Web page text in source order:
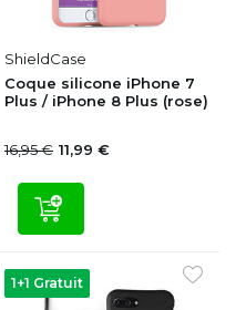
ShieldCase
Coque silicone iPhone 7
Plus / iPhone 8 Plus (rose)
16,95 € 11,99 €
1+1 Gratuit